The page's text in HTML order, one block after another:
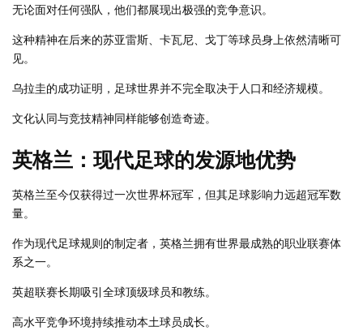
无论面对任何强队，他们都展现出极强的竞争意识。
这种精神在后来的苏亚雷斯、卡瓦尼、戈丁等球员身上依然清晰可
见。
乌拉圭的成功证明，足球世界并不完全取决于人口和经济规模。
文化认同与竞技精神同样能够创造奇迹。
英格兰：现代足球的发源地优势
英格兰至今仅获得过一次世界杯冠军，但其足球影响力远超冠军数
量。
作为现代足球规则的制定者，英格兰拥有世界最成熟的职业联赛体
系之一。
英超联赛长期吸引全球顶级球员和教练。
高水平竞争环境持续推动本土球员成长。